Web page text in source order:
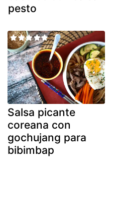
pesto
Salsa picante
coreana con
gochujang para
bibimbap